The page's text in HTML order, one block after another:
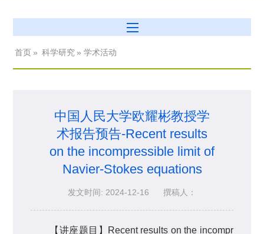
首页 » 科学研究 » 学术活动
中国人民大学欧耀彬教授学
术报告预告-Recent results
on the incompressible limit of
Navier-Stokes equations
发文时间: 2024-12-16 撰稿人：
【讲座题目】Recent results on the incompr